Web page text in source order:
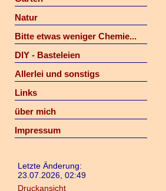
Natur
Bitte etwas weniger Chemie...
DIY - Basteleien
Allerlei und sonstigs
Links
über mich
Impressum
Letzte Änderung:
23.07.2026, 02:49
Druckansicht